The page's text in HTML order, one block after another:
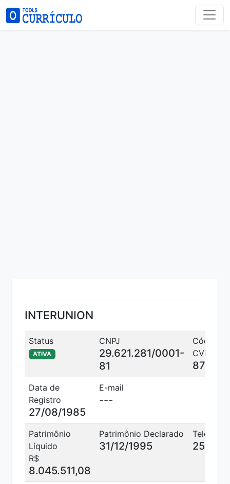
INTERUNION
Status
ATIVA
CNPJ
29.621.281/0001-
81
Código
CVM
876
Data de
Registro
27/08/1985
E-mail
---
Patrimônio
Líquido
R$
8.045.511,08
Patrimônio Declarado
31/12/1995
Telefone